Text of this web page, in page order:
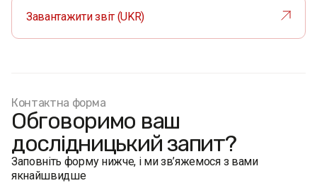
Завантажити звіт (UKR)
Контактна форма
Обговоримо ваш
дослідницький запит?
Заповніть форму нижче, і ми зв’яжемося з вами
якнайшвидше